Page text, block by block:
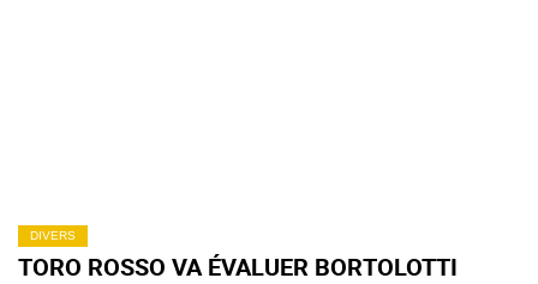
DIVERS
TORO ROSSO VA ÉVALUER BORTOLOTTI